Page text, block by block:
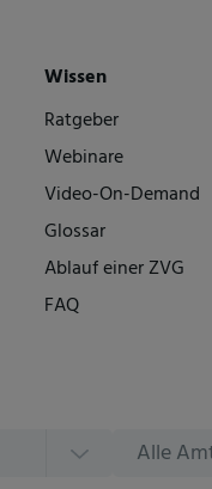
Wissen
Ratgeber
Webinare
Video-On-Demand
Glossar
Ablauf einer ZVG
FAQ
Alle